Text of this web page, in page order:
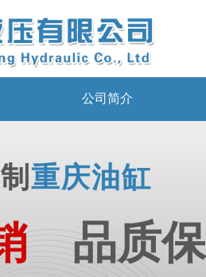
公司简介
重庆油缸
品质